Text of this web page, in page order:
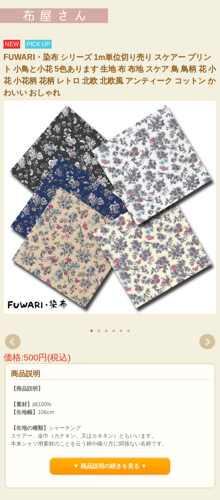
NEW PICK UP
FUWARI・染布 シリーズ 1m単位切り売り スケアー プリン
ト 小鳥と小花 5色あります 生地 布 布地 スケア 鳥 鳥柄 花 小
花 小花柄 花柄 レトロ 北欧 北欧風 アンティーク コットン か
わいい おしゃれ
価格:500円(税込)
商品説明
【商品説明】
【素材】 綿100%
【生地幅】 106cm
【生地の種類】 シャーチング
スケアー、金巾（カナキン、又はカネキン）ともいいます。
本来シャツ用素材のことを云う柄や織り方に関係ない名称です。
パッチワーク 小物作り 衣類 袋物 カバー
▼ 商品説明の続きを見る ▼